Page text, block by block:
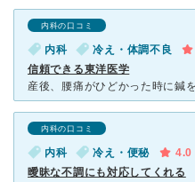
内科の口コミ
内科 冷え・体調不良
信頼できる東洋医学
内科の口コミ
内科 冷え・便秘
4.0
曖昧な不調にも対応してくれる